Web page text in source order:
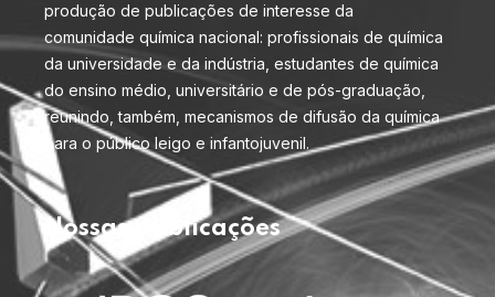
produção de publicações de interesse da
comunidade química nacional: profissionais de química
da universidade e da indústria, estudantes de química
do ensino médio, universitário e de pós-graduação,
reunindo, também, mecanismos de difusão da química
para o público leigo e infantojuvenil.
Nossas publicações